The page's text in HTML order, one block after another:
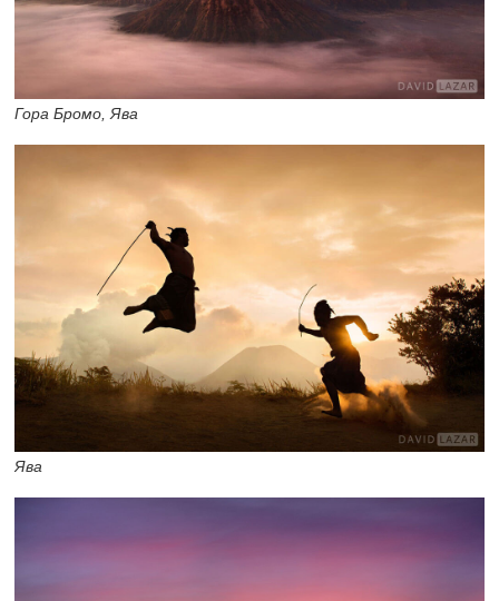
Гора Бромо, Ява
Ява